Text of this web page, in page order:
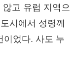
고 유럽 지역으
시에서 성령께
이었다. 사도 누